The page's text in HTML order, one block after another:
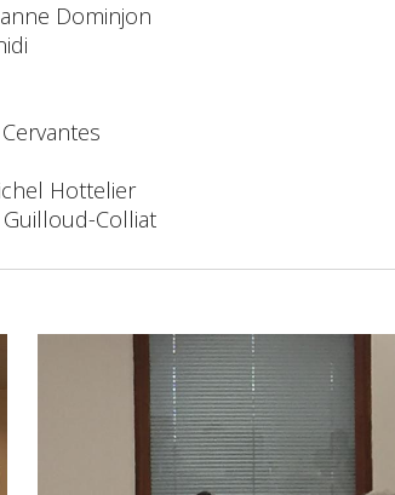
Dominjon
Hottelier
Colliat